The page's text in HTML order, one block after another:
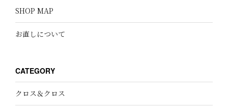
SHOP MAP
お直しについて
CATEGORY
クロス＆クロス